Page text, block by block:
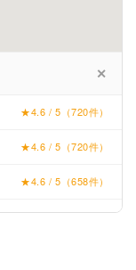
✕
★4.6 / 5（720件）
★4.6 / 5（720件）
★4.6 / 5（658件）
★4.2 / 5（138件）